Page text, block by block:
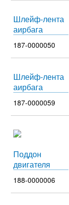
Шлейф-лента
аирбага
187-0000050
Шлейф-лента
аирбага
187-0000059
Поддон
двигателя
188-0000006